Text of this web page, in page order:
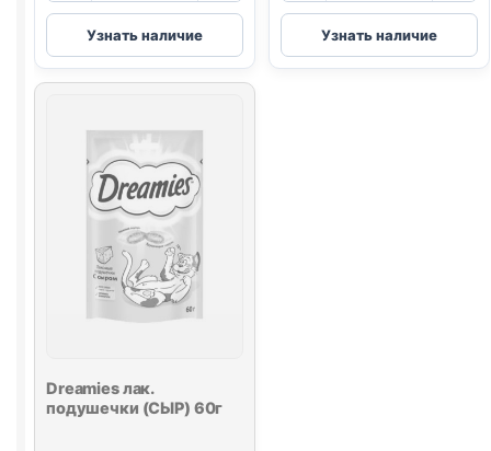
Me-
O
крем-
поштучно
15г
Узнать наличие
TitBit
крем-
лак.
Узнать наличие
Dreamiesлак.
подушечки (СЫР) 60г